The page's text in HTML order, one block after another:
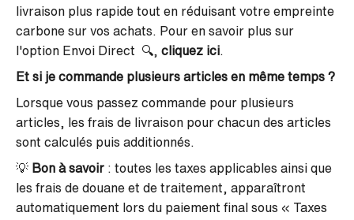
livraison plus rapide tout en réduisant votre empreinte
carbone sur vos achats. Pour en savoir plus sur
l'option Envoi Direct 🔍, cliquez ici
Et si je commande plusieurs articles en même temps ?
Lorsque vous passez commande pour plusieurs
articles, les frais de livraison pour chacun des articles
sont calculés puis additionnés.
💡 Bon à savoir : toutes les taxes applicables ainsi que
les frais de douane et de traitement, apparaîtront
automatiquement lors du paiement final sous « Taxes